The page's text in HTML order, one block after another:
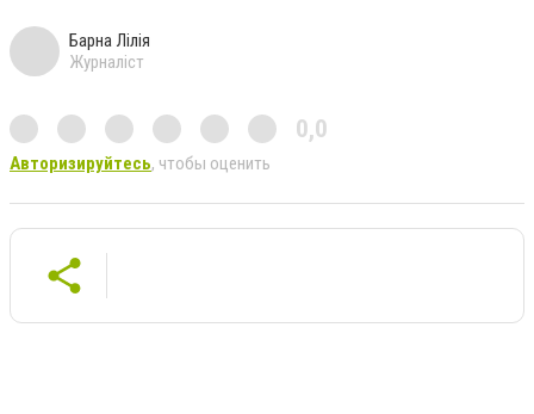
Барна Лілія
Журналіст
0,0
Авторизируйтесь, чтобы оценить